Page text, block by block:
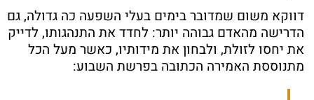
דווקא משום שמדובר בימים בעלי השפעה כה גדולה, גם
הדרישה מהאדם גבוהה יותר: לחדד את התנהגותו, לדייק
את יחסו לזולת, ולבחון את מידותיו, כאשר מעל הכל
מתנוססת האמירה הכתובה בפרשת השבוע: